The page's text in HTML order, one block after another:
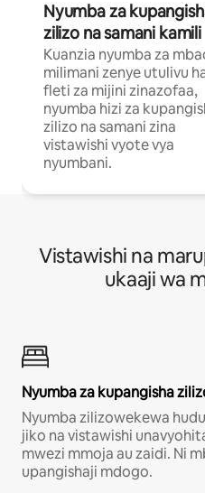
Nyumba za
zilizo na samani kamili
Kuanzia nyumba za
milimani zenye utulivu
fleti za mijini zinazofaa,
nyumba hizi za
zilizo na samani zina
vistawishi vyote vya
nyumbani.
Vistawishi na
ukaaji wa
Nyumba za kupangisha
Nyumba zilizowekewa
jiko na vistawishi
mwezi mmoja au zaidi. Ni
upangishaji mdogo.